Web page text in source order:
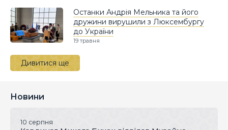
Останки Андрія Мельника та його
дружини вирушили з Люксембургу
до України
19 травня
Дивитися ще
Новини
10 серпня